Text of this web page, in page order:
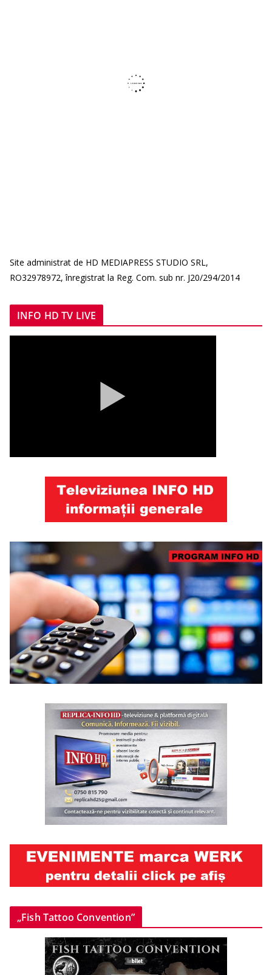
Site administrat de HD MEDIAPRESS STUDIO SRL,
RO32978972, înregistrat la Reg. Com. sub nr. J20/294/2014
INFO HD TV LIVE
„Fish Tattoo Convention”